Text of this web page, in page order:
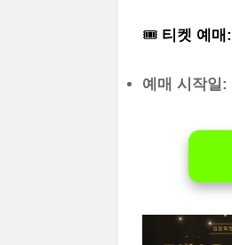
🎟️ 티켓 예매:
예매 시작일: